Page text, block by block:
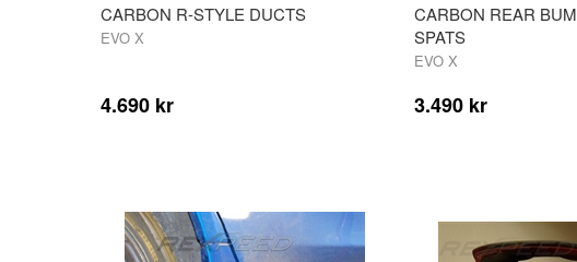
CARBON R-STYLE DUCTS
EVO X
4.690 kr
CARBON REAR
SPATS
EVO X
3.490 kr